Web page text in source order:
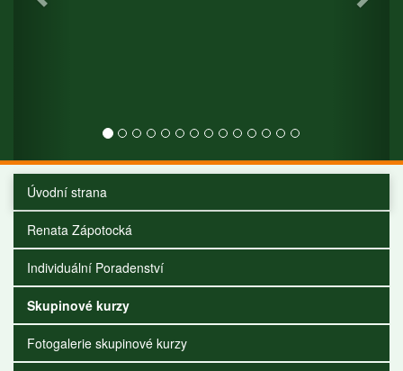
Úvodní strana
Renata Zápotocká
Individuální Poradenství
Skupinové kurzy
Fotogalerie skupinové kurzy